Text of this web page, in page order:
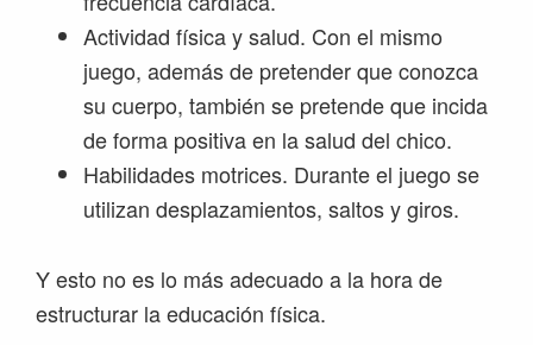
Actividad física y salud. Con el mismo
juego, además de pretender que conozca
su cuerpo, también se pretende que incida
de forma positiva en la salud del chico.
Habilidades motrices. Durante el juego se
utilizan desplazamientos, saltos y giros.
Y esto no es lo más adecuado a la hora de
estructurar la educación física.